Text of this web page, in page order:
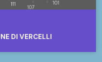
DI VERCELLI